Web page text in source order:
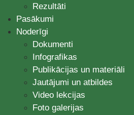
Rezultāti
Pasākumi
Noderīgi
Dokumenti
Infografikas
Publikācijas un materiāli
Jautājumi un atbildes
Video lekcijas
Foto galerijas